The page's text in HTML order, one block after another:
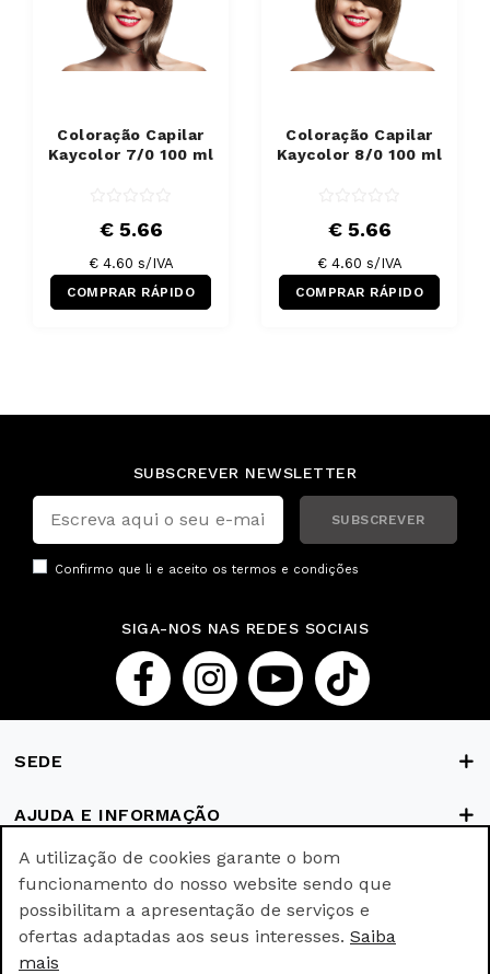
Coloração Capilar
Kaycolor 7/0 100 ml
€ 5.66
€ 4.60 s/IVA
COMPRAR RÁPIDO
Coloração Capilar
Kaycolor 8/0 100 ml
€ 5.66
€ 4.60 s/IVA
COMPRAR RÁPIDO
SUBSCREVER NEWSLETTER
SUBSCREVER
Confirmo que li e aceito os termos e condições
SIGA-NOS NAS REDES SOCIAIS
SEDE
AJUDA E INFORMAÇÃO
FORMAS DE PAGAMENTO
A utilização de cookies garante o bom
funcionamento do nosso website sendo que
possibilitam a apresentação de serviços e
ofertas adaptadas aos seus interesses. Saiba
mais